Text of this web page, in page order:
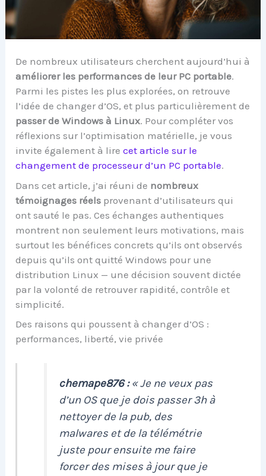
De nombreux utilisateurs cherchent aujourd’hui à
améliorer les performances de leur PC portable.
Parmi les pistes les plus explorées, on retrouve
l’idée de changer d’OS, et plus particulièrement de
passer de Windows à Linux. Pour compléter vos
réflexions sur l’optimisation matérielle, je vous
invite également à lirecet article sur le
changement de processeur d’un PC portable.
Dans cet article, j’ai réuni de nombreux
témoignages réels provenant d’utilisateurs qui
ont sauté le pas. Ces échanges authentiques
montrent non seulement leurs motivations, mais
surtout les bénéfices concrets qu’ils ont observés
depuis qu’ils ont quitté Windows pour une
distribution Linux — une décision souvent dictée
par la volonté de retrouver rapidité, contrôle et
simplicité.
Des raisons qui poussent à changer d’OS :
performances, liberté, vie privée
chemape876 :« Je ne veux pas
d’un OS que je dois passer 3h à
nettoyer de la pub, des
malwares et de la télémétrie
juste pour ensuite me faire
forcer des mises à jour que je